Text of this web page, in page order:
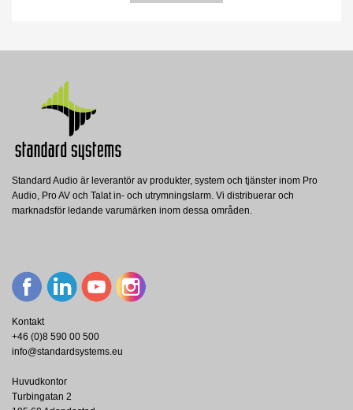
Standard Audio är leverantör av produkter, system och tjänster inom Pro
Audio, Pro AV och Talat in- och utrymningslarm. Vi distribuerar och
marknadsför ledande varumärken inom dessa områden.
Kontakt
+46 (0)8 590 00 500
info@standardsystems.eu
Huvudkontor
Turbingatan 2